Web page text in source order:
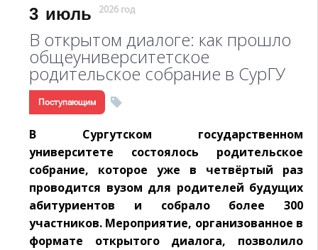
3 июль 2026 год
В открытом диалоге: как прошло
общеуниверситетское
родительское собрание в СурГУ
Поступающим
В Сургутском государственном
университете состоялось родительское
собрание, которое уже в четвёртый раз
проводится вузом для родителей будущих
абитуриентов и собрало более 300
участников. Мероприятие, организованное в
формате открытого диалога, позволило